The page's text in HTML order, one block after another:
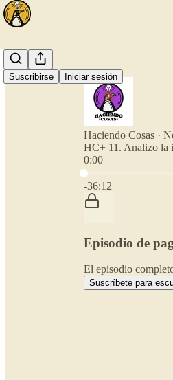
Suscribirse Iniciar sesión
Haciendo Cosas ·
HC+ 11. Analizo la
0:00
Hora actual: 0:00 /
-36:12
Episodio de
El episodio
Suscríbete para